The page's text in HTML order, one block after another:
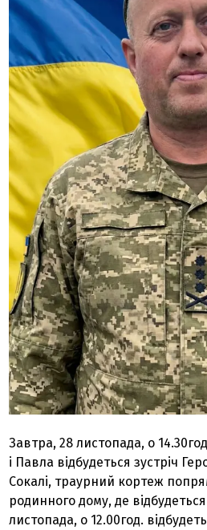
Завтра, 28 листопада, о
і Павла відбудеться зустріч
Сокалі, траурний кортеж
родинного дому, де
листопада, о 12.00год.